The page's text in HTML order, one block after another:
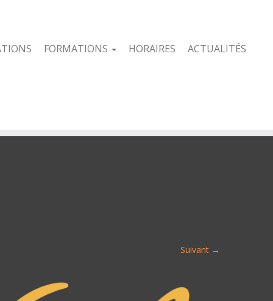
FORMATIONS HORAIRES ACTUALITÉS
Suivant →